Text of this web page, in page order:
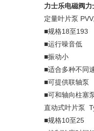
力士乐电磁阀
定量叶片泵
■规格18至193
■运行噪音低
■振动小
■适合多种不同
■可提供联轴泵
■可和轴向柱塞
直动式叶片泵
■规格10至25